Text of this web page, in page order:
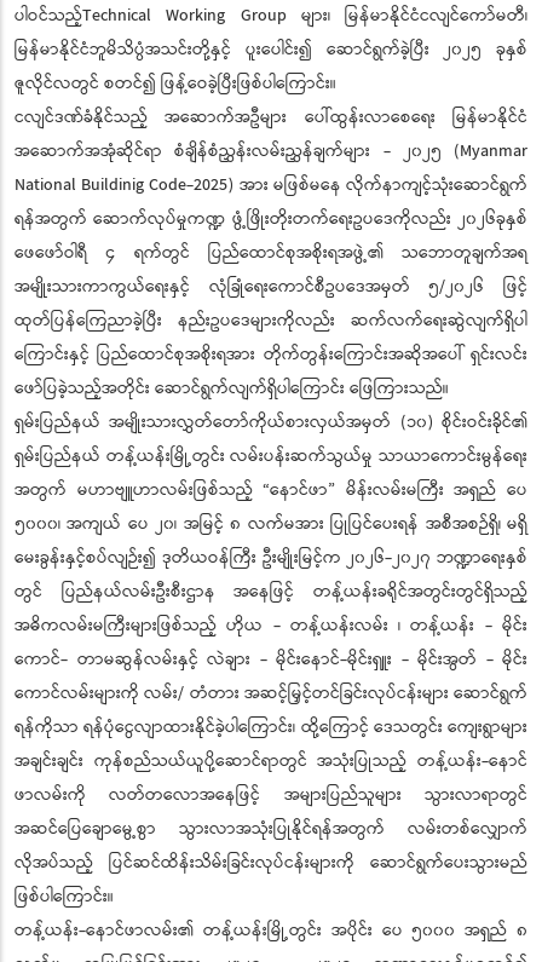
ပါဝင်သည့်Technical Working Group များ၊ မြန်မာနိုင်ငံငလျင်ကော်မတီ၊
မြန်မာနိုင်ငံဘူမိသိပ္ပံအသင်းတို့နှင့် ပူးပေါင်း၍ ဆောင်ရွက်ခဲ့ပြီး ၂၀၂၅ ခုနှစ်
ဇူလိုင်လတွင် စတင်၍ ဖြန့်ဝေခဲ့ပြီးဖြစ်ပါကြောင်း။
ငလျင်ဒဏ်ခံနိုင်သည့် အဆောက်အဦများ ပေါ်ထွန်းလာစေရေး မြန်မာနိုင်ငံ
အဆောက်အအုံဆိုင်ရာ စံချိန်စံညွှန်းလမ်းညွှန်ချက်များ - ၂၀၂၅ (Myanmar
National Buildinig Code-2025) အား မဖြစ်မနေ လိုက်နာကျင့်သုံးဆောင်ရွက်
ရန်အတွက် ဆောက်လုပ်မှုကဏ္ဍ ဖွံ့ဖြိုးတိုးတက်ရေးဥပဒေကိုလည်း ၂၀၂၆ခုနှစ်
ဖေဖော်ဝါရီ ၄ ရက်တွင် ပြည်ထောင်စုအစိုးရအဖွဲ့၏ သဘောတူချက်အရ
အမျိုးသားကာကွယ်ရေးနှင့် လုံခြုံရေးကောင်စီဥပဒေအမှတ် ၅/၂၀၂၆ ဖြင့်
ထုတ်ပြန်ကြေညာခဲ့ပြီး နည်းဥပဒေများကိုလည်း ဆက်လက်ရေးဆွဲလျက်ရှိပါ
ကြောင်းနှင့် ပြည်ထောင်စုအစိုးရအား တိုက်တွန်းကြောင်းအဆိုအပေါ် ရှင်းလင်း
ဖော်ပြခဲ့သည့်အတိုင်း ဆောင်ရွက်လျက်ရှိပါကြောင်း ဖြေကြားသည်။
ရှမ်းပြည်နယ် အမျိုးသားလွှတ်တော်ကိုယ်စားလှယ်အမှတ် (၁၀) စိုင်းဝင်းခိုင်၏
ရှမ်းပြည်နယ် တန့်ယန်းမြို့တွင်း လမ်းပန်းဆက်သွယ်မှု သာယာကောင်းမွန်ရေး
အတွက် မဟာဗျူဟာလမ်းဖြစ်သည့် “နောင်ဖာ” မိန်းလမ်းမကြီး အရှည် ပေ
၅၀၀၀၊ အကျယ် ပေ ၂၀၊ အမြင့် ၈ လက်မအား ပြုပြင်ပေးရန် အစီအစဉ်ရှိ၊ မရှိ
မေးခွန်းနှင့်စပ်လျဉ်း၍ ဒုတိယဝန်ကြီး ဦးမျိုးမြင့်က ၂၀၂၆-၂၀၂၇ ဘဏ္ဍာရေးနှစ်
တွင် ပြည်နယ်လမ်းဦးစီးဌာန အနေဖြင့် တန့်ယန်းခရိုင်အတွင်းတွင်ရှိသည့်
အဓိကလမ်းမကြီးများဖြစ်သည့် ဟိုယ - တန့်ယန်းလမ်း ၊ တန့်ယန်း - မိုင်း
ကောင်- တာမဆွန်လမ်းနှင့် လဲချား - မိုင်းနောင်-မိုင်းရှူး - မိုင်းအွတ် - မိုင်း
ကောင်လမ်းများကို လမ်း/ တံတား အဆင့်မြှင့်တင်ခြင်းလုပ်ငန်းများ ဆောင်ရွက်
ရန်ကိုသာ ရန်ပုံငွေလျာထားနိုင်ခဲ့ပါကြောင်း၊ ထို့ကြောင့် ဒေသတွင်း ကျေးရွာများ
အချင်းချင်း ကုန်စည်သယ်ယူပို့ဆောင်ရာတွင် အသုံးပြုသည့် တန့်ယန်း-နောင်
ဖာလမ်းကို လတ်တလောအနေဖြင့် အများပြည်သူများ သွားလာရာတွင်
အဆင်ပြေချောမွေ့စွာ သွားလာအသုံးပြုနိုင်ရန်အတွက် လမ်းတစ်လျှောက်
လိုအပ်သည့် ပြင်ဆင်ထိန်းသိမ်းခြင်းလုပ်ငန်းများကို ဆောင်ရွက်ပေးသွားမည်
ဖြစ်ပါကြောင်း။
တန့်ယန်း-နောင်ဖာလမ်း၏ တန့်ယန်းမြို့တွင်း အပိုင်း ပေ ၅၀၀၀ အရှည် ၈